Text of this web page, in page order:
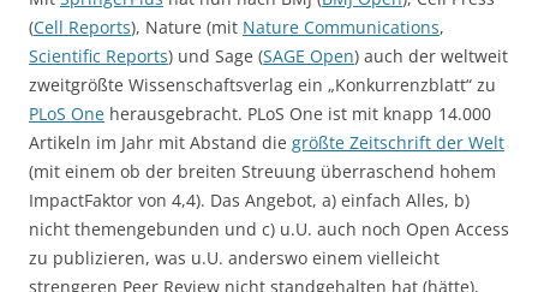
(Cell Reports), Nature (mit Nature Communications,
Scientific Reports) und Sage (SAGE Open) auch der weltweit
zweitgrößte Wissenschaftsverlag ein „Konkurrenzblatt“ zu
PLoS One herausgebracht. PLoS One ist mit knapp 14.000
Artikeln im Jahr mit Abstand die größte Zeitschrift der Welt
(mit einem ob der breiten Streuung überraschend hohem
ImpactFaktor von 4,4). Das Angebot, a) einfach Alles, b)
nicht themengebunden und c) u.U. auch noch Open Access
zu publizieren, was u.U. anderswo einem vielleicht
strengeren Peer Review nicht standgehalten hat (hätte),